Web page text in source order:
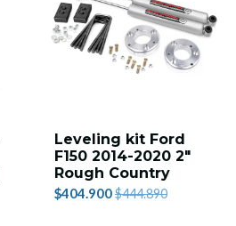
Leveling kit Ford
F150 2014-2020 2"
Rough Country
$404.900$444.890